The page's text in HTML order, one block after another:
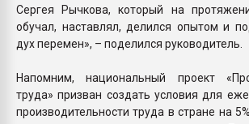
Сергея Рычкова, который на
обучал, наставлял, делился опытом и
дух перемен», – поделился руководитель.
Напомним, национальный проект
труда» призван создать условия для
производительности труда в стране на